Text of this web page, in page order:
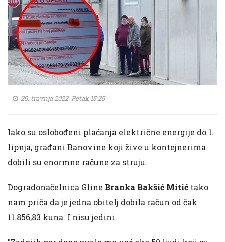
29. travnja 2022. Petak 15:25
Iako su oslobođeni plaćanja električne energije do 1.
lipnja, građani Banovine koji žive u kontejnerima
dobili su enormne račune za struju.
Dogradonačelnica Gline Branka Bakšić Mitić tako
nam priča da je jedna obitelj dobila račun od čak
11.856,83 kuna. I nisu jedini.